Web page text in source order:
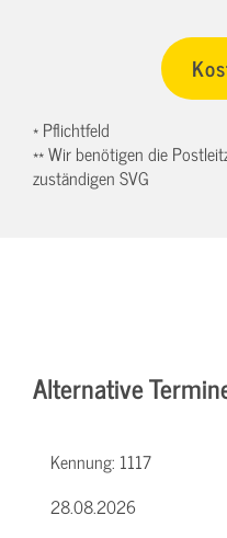
* Pflichtfeld
** Wir benötigen die
zuständigen SVG
Alternative
Kennung: 1117
28.08.2026